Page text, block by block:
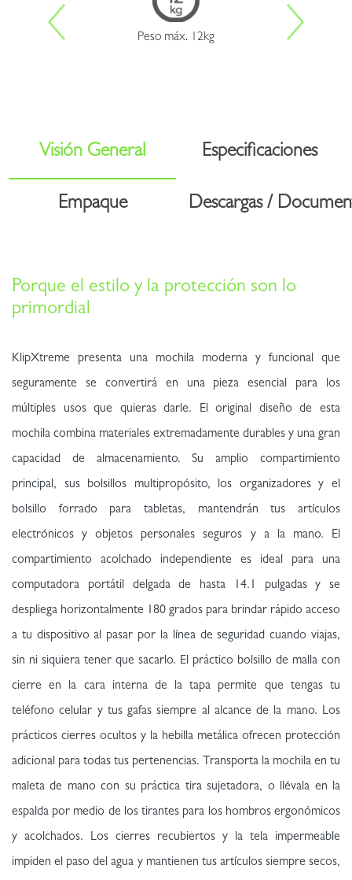
Peso máx. 12kg
Visión General Especificaciones
Empaque Descargas /
Porque el estilo y la protección son lo
primordial
KlipXtreme presenta una mochila moderna y funcional que
seguramente se convertirá en una pieza esencial para los
múltiples usos que quieras darle. El original diseño de esta
mochila combina materiales extremadamente durables y una gran
capacidad de almacenamiento. Su amplio compartimiento
principal, sus bolsillos multipropósito, los organizadores y el
bolsillo forrado para tabletas, mantendrán tus artículos
electrónicos y objetos personales seguros y a la mano. El
compartimiento acolchado independiente es ideal para una
computadora portátil delgada de hasta 14.1 pulgadas y se
despliega horizontalmente 180 grados para brindar rápido acceso
a tu dispositivo al pasar por la línea de seguridad cuando viajas,
sin ni siquiera tener que sacarlo. El práctico bolsillo de malla con
cierre en la cara interna de la tapa permite que tengas tu
teléfono celular y tus gafas siempre al alcance de la mano. Los
prácticos cierres ocultos y la hebilla metálica ofrecen protección
adicional para todas tus pertenencias. Transporta la mochila en tu
maleta de mano con su práctica tira sujetadora, o llévala en la
espalda por medio de los tirantes para los hombros ergonómicos
y acolchados. Los cierres recubiertos y la tela impermeable
impiden el paso del agua y mantienen tus artículos siempre secos,